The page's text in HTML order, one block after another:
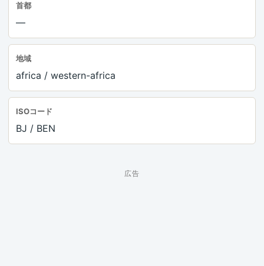
首都
—
地域
africa / western-africa
ISOコード
BJ / BEN
広告